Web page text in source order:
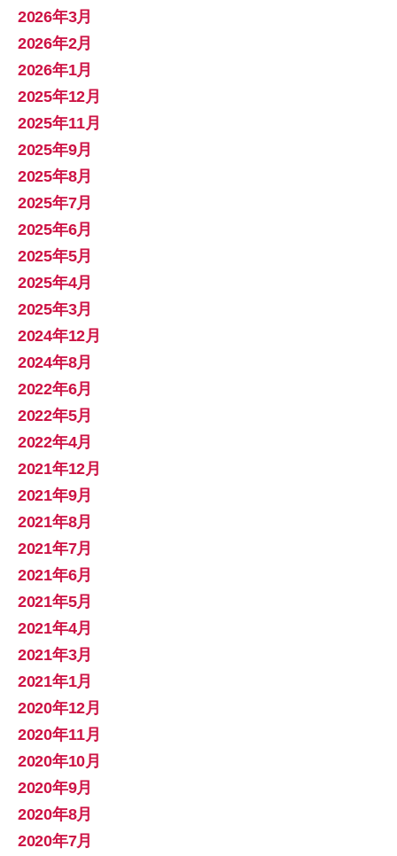
2026年3月
2026年2月
2026年1月
2025年12月
2025年11月
2025年9月
2025年8月
2025年7月
2025年6月
2025年5月
2025年4月
2025年3月
2024年12月
2024年8月
2022年6月
2022年5月
2022年4月
2021年12月
2021年9月
2021年8月
2021年7月
2021年6月
2021年5月
2021年4月
2021年3月
2021年1月
2020年12月
2020年11月
2020年10月
2020年9月
2020年8月
2020年7月